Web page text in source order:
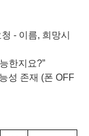
- 이름, 희망시
한지요?”
성 존재 (폰 OFF